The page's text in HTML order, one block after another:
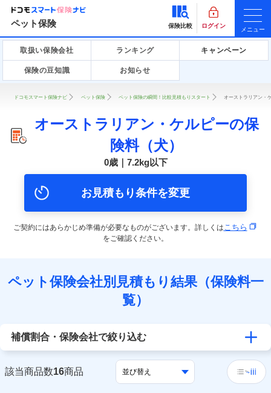
ペット保険 保険比較 ログイン
メニュー
取扱い保険会社 ランキング キャンペーン
保険の豆知識 お知らせ
ドコモスマート保険ナビ ペット保険 ペット保険の瞬間！比較見積もりスタート オーストラリアン・
オーストラリアン・ケルピーの保
険料（犬）
0歳｜7.2kg以下
お見積もり条件を変更
ご契約にはあらかじめ準備が必要なものがございます。詳しくはこちら
をご確認ください。
ペット保険会社別見積もり結果（保険料一
覧）
補償割合・保険会社で絞り込む
該当商品数16商品